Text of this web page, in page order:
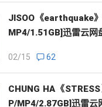
JISOO《earthquake
MP4/1.51GB]迅雷云网
02/15 62
CHUNG HA《
P/MP4/2.87GB]迅雷云